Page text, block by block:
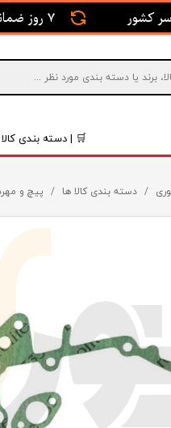
🛒 | دسته بندی
موتور و اگزوز
روغن و فیلتر
قطعات داخلی
انتقال قدرت
فرمان، جلوبندی و
کشور 7 روز ضمانت بازگشت
دسته بندی کالا ها پیچ و